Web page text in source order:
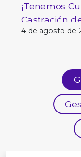
¡Tenemos
Castración
4 de agosto de